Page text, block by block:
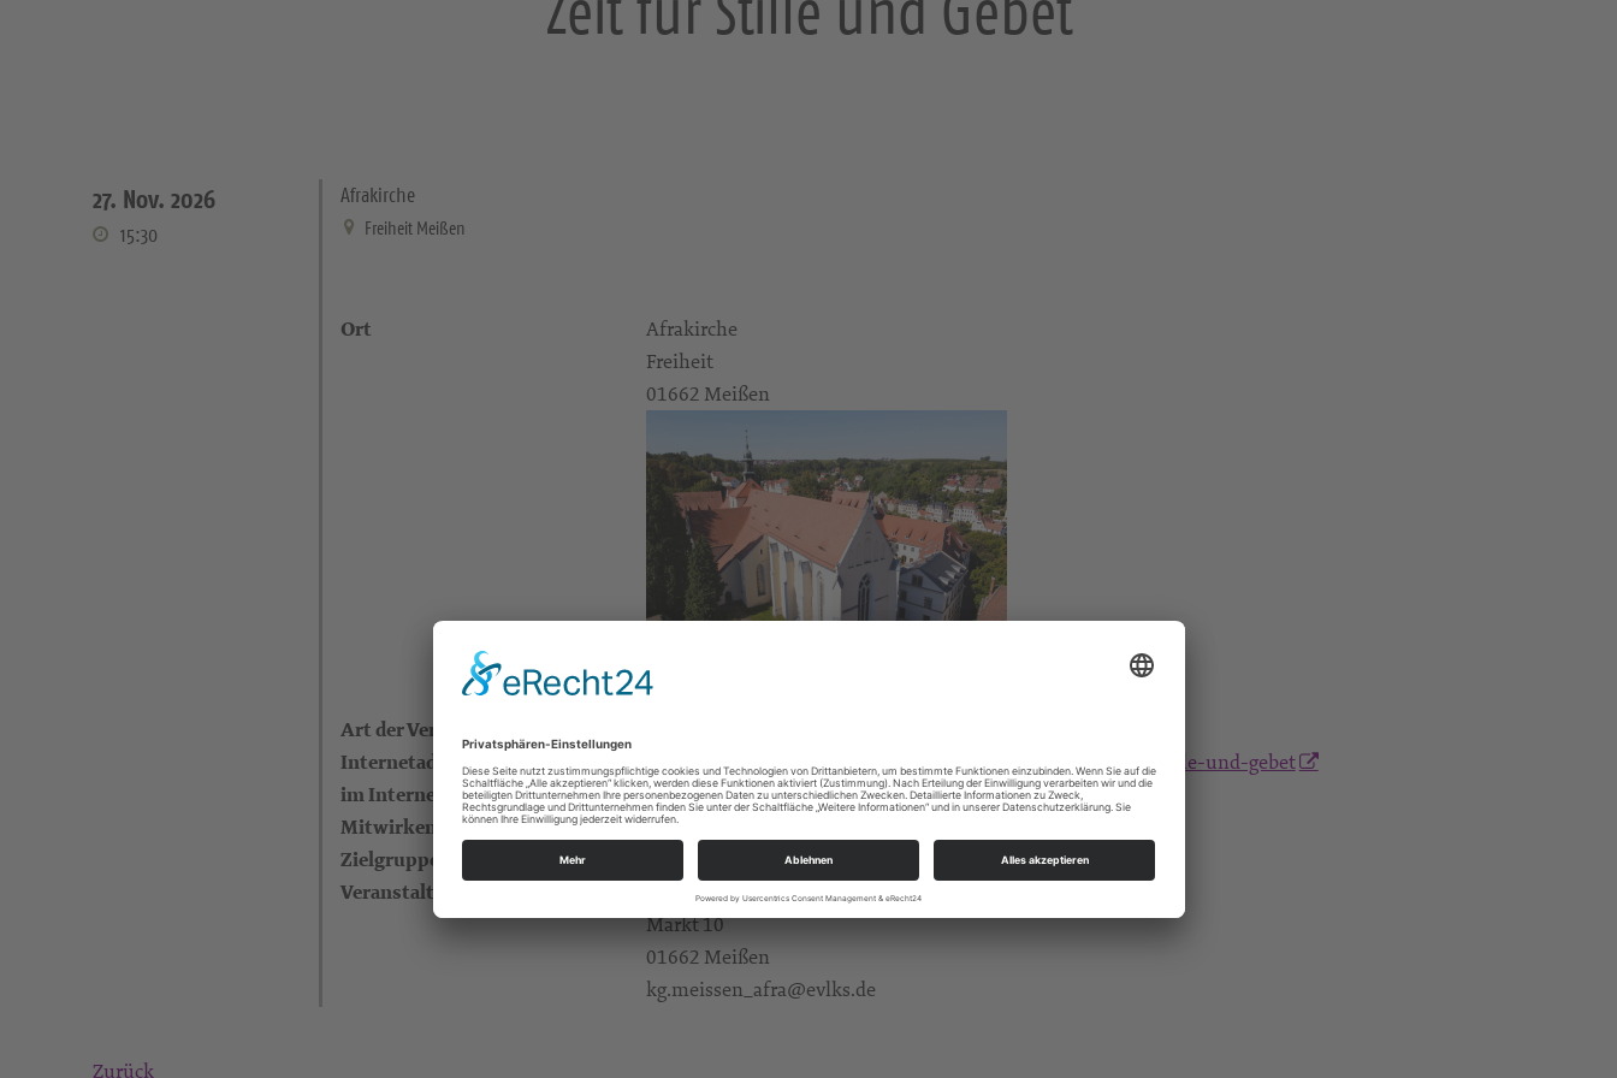
27. Nov. 2026
15:30
Afrakirche
Freiheit Meißen
Ort
Afrakirche
Freiheit
01662 Meißen
Art der Veranstaltung
Internetadresse (eigene Infos
im Internet)
https://landing.churchdesk.com/de/e/39829398/zeit-fur-stille-und-gebet
Mitwirkende Fam. Herklotz
Zielgruppe Alle Zielgruppen
Veranstalter KBG Meißen St.Afra
Markt 10
01662 Meißen
kg.meissen_afra@evlks.de
Zurück